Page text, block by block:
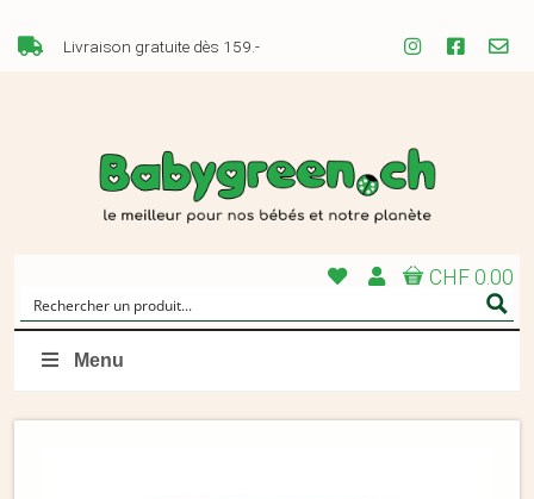
Livraison gratuite dès 159.-
CHF 0.00
Menu